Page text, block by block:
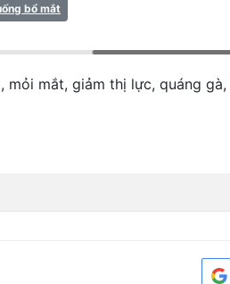
bổ mắt
mỏi mắt, giảm thị lực, quáng